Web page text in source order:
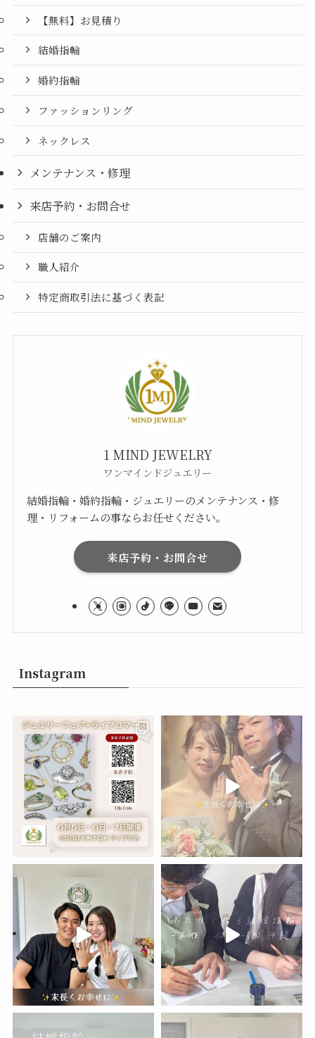
【無料】お見積り
結婚指輪
婚約指輪
ファッションリング
ネックレス
メンテナンス・修理
来店予約・お問合せ
店舗のご案内
職人紹介
特定商取引法に基づく表記
1 MIND JEWELRY
ワンマインドジュエリー
結婚指輪・婚約指輪・ジュエリーのメンテナンス・修
理・リフォームの事ならお任せください。
来店予約・お問合せ
Instagram